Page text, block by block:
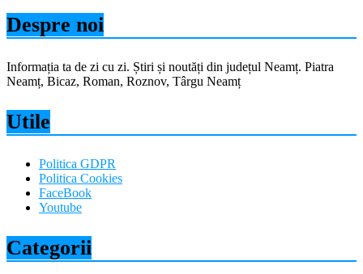
Despre noi
Informația ta de zi cu zi. Știri și noutăți din județul Neamț. Piatra
Neamț, Bicaz, Roman, Roznov, Târgu Neamț
Utile
Politica GDPR
Politica Cookies
FaceBook
Youtube
Categorii